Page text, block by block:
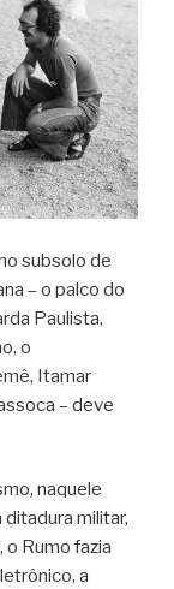
subsolo de
– o palco do
Paulista,
o
Itamar
– deve
naquele
militar,
o Rumo fazia
a